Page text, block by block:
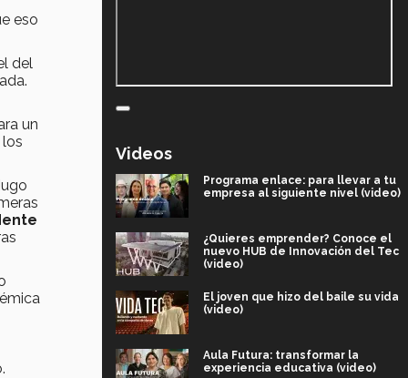
eso
del
un
Videos
Programa enlace: para llevar a tu
empresa al siguiente nivel (video)
¿Quieres emprender? Conoce el
nuevo HUB de Innovación del Tec
(video)
El joven que hizo del baile su vida
(video)
Aula Futura: transformar la
experiencia educativa (video)